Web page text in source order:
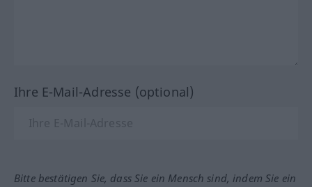
Ihre E-Mail-Adresse (optional)
Bitte bestätigen Sie, dass Sie ein Mensch sind, indem Sie ein